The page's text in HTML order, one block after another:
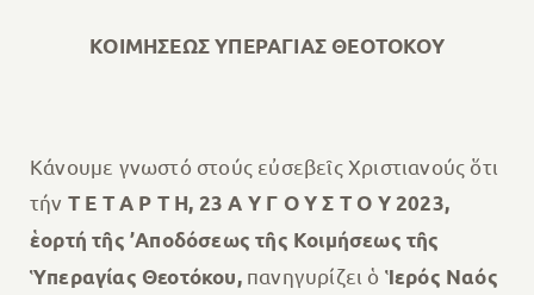
ΚΟΙΜΗΣΕΩΣ ΥΠΕΡΑΓΙΑΣ ΘΕΟΤΟΚΟΥ
Κάνουμε γνωστό στούς εὐσεβεῖς Χριστιανούς ὅτι
τήν Τ Ε Τ Α Ρ Τ Η, 23 Α Υ Γ Ο Υ Σ Τ Ο Υ 2023,
ἑορτή τῆς ’Αποδόσεως τῆς Κοιμήσεως τῆς
Ὑπεραγίας Θεοτόκου, πανηγυρίζει ὁ Ἱερός Ναός